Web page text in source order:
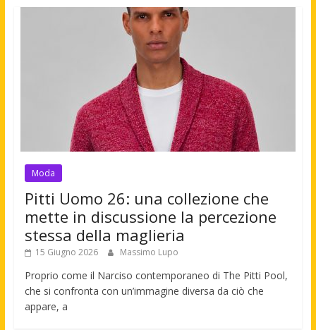
Moda
Pitti Uomo 26: una collezione che
mette in discussione la percezione
stessa della maglieria
15 Giugno 2026 Massimo Lupo
Proprio come il Narciso contemporaneo di The Pitti Pool,
che si confronta con un’immagine diversa da ciò che
appare, a